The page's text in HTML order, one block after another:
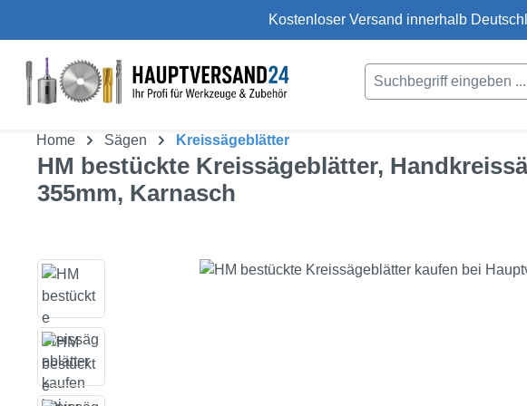
Kostenloser Versand innerhalb
Home Sägen Kreissägeblätter
HM bestückte Kreissägeblätter,
355mm, Karnasch
Bildergalerie überspringen